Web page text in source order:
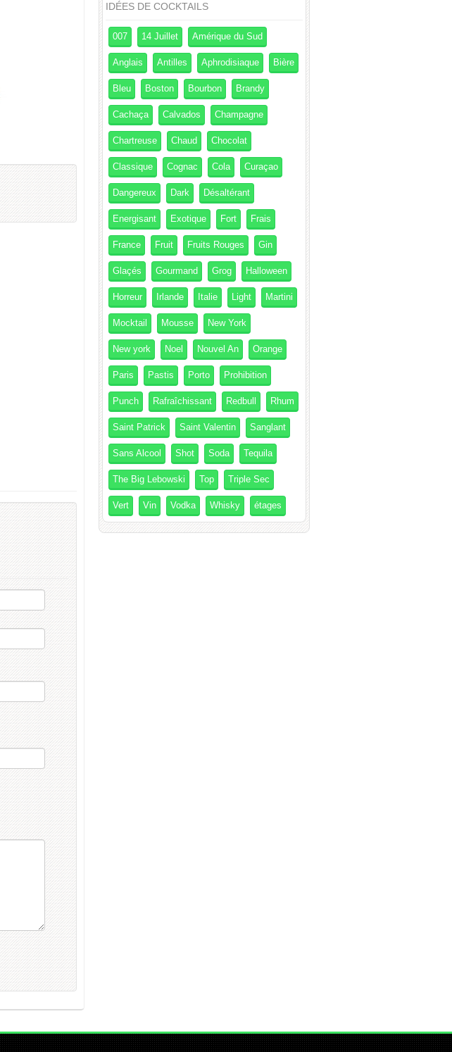
IDÉES DE COCKTAILS
007 14 Juillet Amérique du Sud
Anglais Antilles Aphrodisiaque Bière
Bleu Boston Bourbon Brandy
Cachaça Calvados Champagne
Chartreuse Chaud Chocolat
Classique Cognac Cola Curaçao
Dangereux Dark Désaltérant
Energisant Exotique Fort Frais
France Fruit Fruits Rouges Gin
Glaçés Gourmand Grog Halloween
Horreur Irlande Italie Light Martini
Mocktail Mousse New York
New york Noel Nouvel An Orange
Paris Pastis Porto Prohibition
Punch Rafraîchissant Redbull Rhum
Saint Patrick Saint Valentin Sanglant
Sans Alcool Shot Soda Tequila
The Big Lebowski Top Triple Sec
Vert Vin Vodka Whisky étages